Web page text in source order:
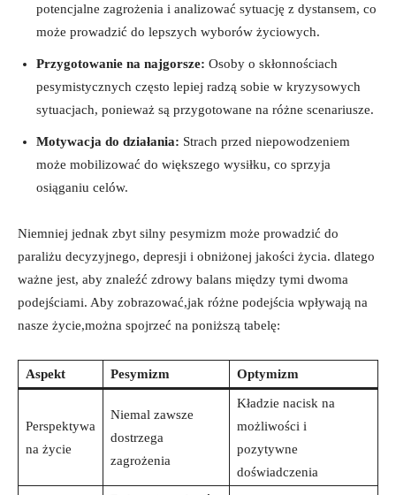
potencjalne zagrożenia i analizować sytuację z dystansem, co
może prowadzić do lepszych wyborów życiowych.
Przygotowanie na najgorsze: Osoby o skłonnościach
pesymistycznych często lepiej radzą sobie w kryzysowych
sytuacjach, ponieważ są przygotowane na różne scenariusze.
Motywacja do działania: Strach przed niepowodzeniem
może mobilizować do większego wysiłku, co sprzyja
osiąganiu celów.
Niemniej jednak zbyt silny pesymizm może prowadzić do
paraliżu decyzyjnego, depresji i obniżonej jakości życia. dlatego
ważne jest, aby znaleźć zdrowy balans między tymi dwoma
podejściami. Aby zobrazować,jak różne podejścia wpływają na
nasze życie,można spojrzeć na poniższą tabelę:
Aspekt Pesymizm Optymizm
Perspektywa
na życie
Niemal zawsze
dostrzega
zagrożenia
Kładzie nacisk na
możliwości i
pozytywne
doświadczenia